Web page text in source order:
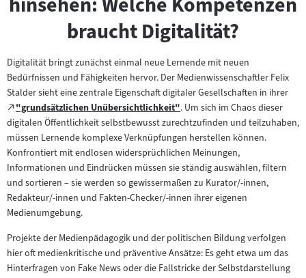
braucht Digitalität?
Digitalität bringt zunächst einmal neue Lernende mit neuen
Bedürfnissen und Fähigkeiten hervor. Der Medienwissenschaftler Felix
Stalder sieht eine zentrale Eigenschaft digitaler Gesellschaften in ihrer
Zum
externen
Inhalt:
"grundsätzlichen Unübersichtlichkeit"
(öffnet
im
neuen
Tab)
. Um sich im Chaos dieser
digitalen Öffentlichkeit selbstbewusst zurechtzufinden und teilzuhaben,
müssen Lernende komplexe Verknüpfungen herstellen können.
Konfrontiert mit endlosen widersprüchlichen Meinungen,
Informationen und Eindrücken müssen sie ständig auswählen, filtern
und sortieren – sie werden so gewissermaßen zu Kurator/-innen,
Redakteur/-innen und Fakten-Checker/-innen ihrer eigenen
Medienumgebung.
Projekte der Medienpädagogik und der politischen Bildung verfolgen
hier oft medienkritische und präventive Ansätze: Es geht etwa um das
Hinterfragen von Fake News oder die Fallstricke der Selbstdarstellung